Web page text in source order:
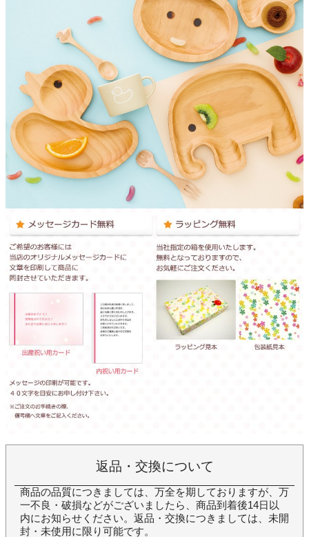
返品・交換について
商品の品質につきましては、万全を期しておりますが、万
一不良・破損などがございましたら、商品到着後14日以
内にお知らせください。返品・交換につきましては、未開
封・未使用に限り可能です。